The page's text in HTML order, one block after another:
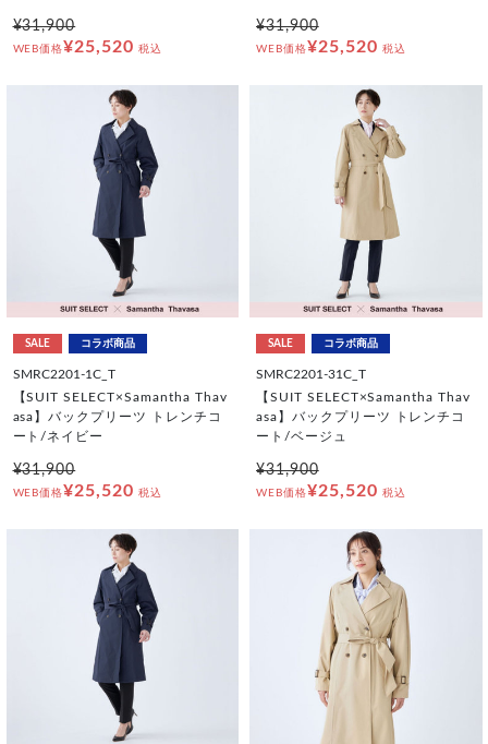
¥31,900
WEB価格¥25,520 税込
¥31,900
WEB価格¥25,520 税込
SALE コラボ商品
SMRC2201-1C_T
【SUIT SELECT×Samantha Thav
asa】バックプリーツ トレンチコ
ート/ネイビー
¥31,900
WEB価格¥25,520 税込
SALE コラボ商品
SMRC2201-31C_T
【SUIT SELECT×Samantha Thav
asa】バックプリーツ トレンチコ
ート/ベージュ
¥31,900
WEB価格¥25,520 税込